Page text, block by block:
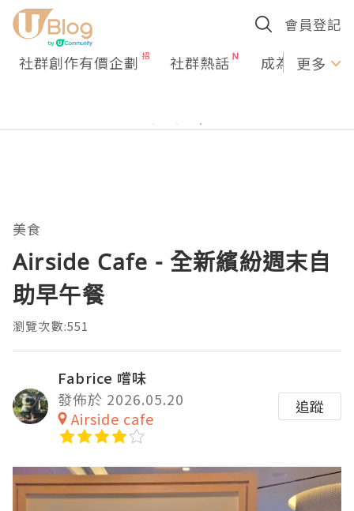
會員登記
社群創作有價企劃 社群熱話 成為U更多
美食
Airside Cafe - 全新繽紛週末自
助早午餐
瀏覽次數:551
Fabrice 嚐味
發佈於 2026.05.20
Airside cafe
追蹤